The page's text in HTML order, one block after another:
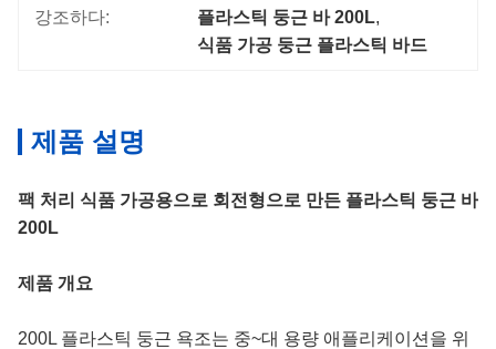
강조하다:
플라스틱 둥근 바 200L,
식품 가공 둥근 플라스틱 바드
제품 설명
팩 처리 식품 가공용으로 회전형으로 만든 플라스틱 둥근 바
200L
제품 개요
200L 플라스틱 둥근 욕조는 중~대 용량 애플리케이션을 위